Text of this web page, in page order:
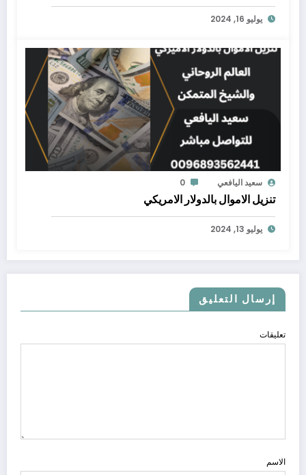
يوليو 16, 2024
سعيد اليافعي 0
تنزيل الاموال بالدولار الامريكي
يوليو 13, 2024
إرسال التعليق
تعليقات
الاسم